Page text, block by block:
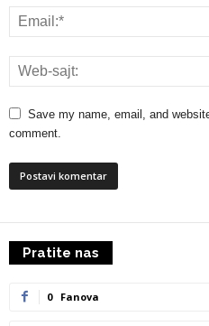
Save my name, email, and
comment.
Pratite nas
0 Fanova